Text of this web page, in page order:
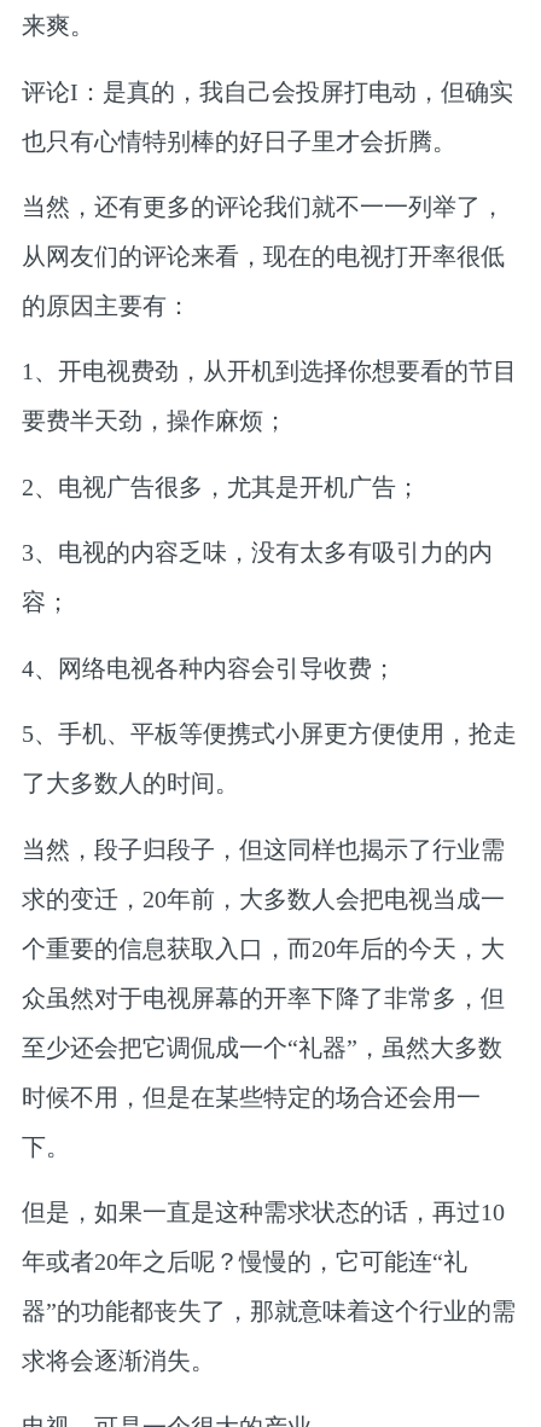
来爽。
评论I：是真的，我自己会投屏打电动，但确实
也只有心情特别棒的好日子里才会折腾。
当然，还有更多的评论我们就不一一列举了，
从网友们的评论来看，现在的电视打开率很低
的原因主要有：
1、开电视费劲，从开机到选择你想要看的节目
要费半天劲，操作麻烦；
2、电视广告很多，尤其是开机广告；
3、电视的内容乏味，没有太多有吸引力的内
容；
4、网络电视各种内容会引导收费；
5、手机、平板等便携式小屏更方便使用，抢走
了大多数人的时间。
当然，段子归段子，但这同样也揭示了行业需
求的变迁，20年前，大多数人会把电视当成一
个重要的信息获取入口，而20年后的今天，大
众虽然对于电视屏幕的开率下降了非常多，但
至少还会把它调侃成一个“礼器”，虽然大多数
时候不用，但是在某些特定的场合还会用一
下。
但是， 如果一直是这种需求状态的话，再过10
年或者20年之后呢？慢慢的，它可能连“礼
器”的功能都丧失了，那就意味着这个行业的需
求将会逐渐消失。